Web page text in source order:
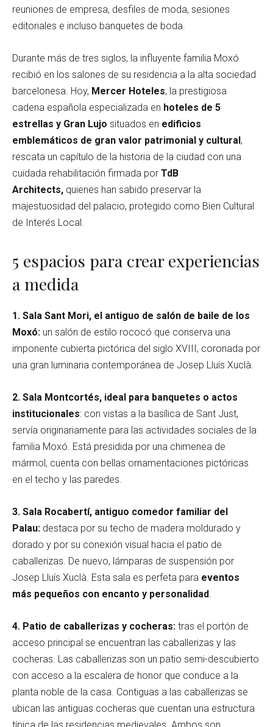
reuniones de empresa, desfiles de moda, sesiones
editoriales e incluso banquetes de boda.
Durante más de tres siglos, la influyente familia Moxó
recibió en los salones de su residencia a la alta sociedad
barcelonesa. Hoy, Mercer Hoteles, la prestigiosa
cadena española especializada en hoteles de 5
estrellas y Gran Lujo situados en edificios
emblemáticos de gran valor patrimonial y cultural ,
rescata un capítulo de la historia de la ciudad con una
cuidada rehabilitación firmada por TdB
Architects, quienes han sabido preservar la
majestuosidad del palacio, protegido como Bien Cultural
de Interés Local.
5 espacios para crear experiencias
a medida
1. Sala Sant Mori, el antiguo de salón de baile de los
Moxó: un salón de estilo rococó que conserva una
imponente cubierta pictórica del siglo XVIII, coronada por
una gran luminaria contemporánea de Josep Lluís Xuclà.
2. Sala Montcortés, ideal para banquetes o actos
institucionales: con vistas a la basílica de Sant Just,
servía originariamente para las actividades sociales de la
familia Moxó. Está presidida por una chimenea de
mármol, cuenta con bellas ornamentaciones pictóricas
en el techo y las paredes.
3. Sala Rocabertí, antiguo comedor familiar del
Palau: destaca por su techo de madera moldurado y
dorado y por su conexión visual hacia el patio de
caballerizas. De nuevo, lámparas de suspensión por
Josep Lluís Xuclà. Esta sala es perfeta para eventos
más pequeños con encanto y personalidad.
4. Patio de caballerizas y cocheras: tras el portón de
acceso principal se encuentran las caballerizas y las
cocheras. Las caballerizas son un patio semi-descubierto
con acceso a la escalera de honor que conduce a la
planta noble de la casa. Contiguas a las caballerizas se
ubican las antiguas cocheras que cuentan una estructura